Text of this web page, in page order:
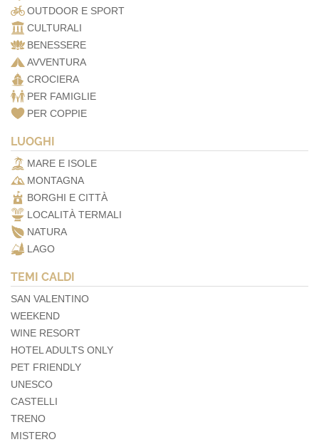
OUTDOOR E SPORT
CULTURALI
BENESSERE
AVVENTURA
CROCIERA
PER FAMIGLIE
PER COPPIE
LUOGHI
MARE E ISOLE
MONTAGNA
BORGHI E CITTÀ
LOCALITÀ TERMALI
NATURA
LAGO
TEMI CALDI
SAN VALENTINO
WEEKEND
WINE RESORT
HOTEL ADULTS ONLY
PET FRIENDLY
UNESCO
CASTELLI
TRENO
MISTERO